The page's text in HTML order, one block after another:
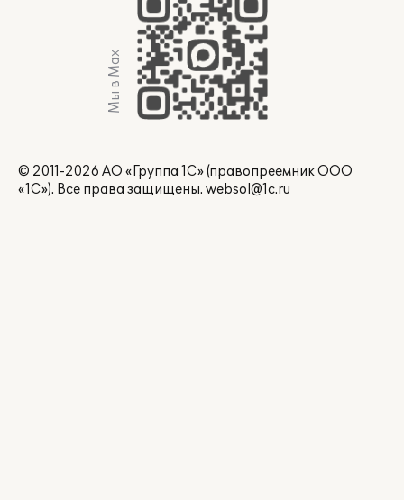
Мы в Max
© 2011-2026 АО «Группа 1С» (правопреемник ООО
«1С»). Все права защищены. websol@1c.ru